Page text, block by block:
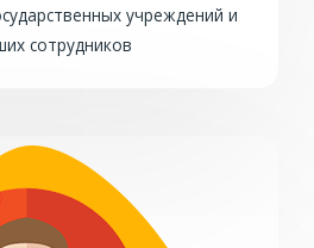
учреждений и
сотрудников